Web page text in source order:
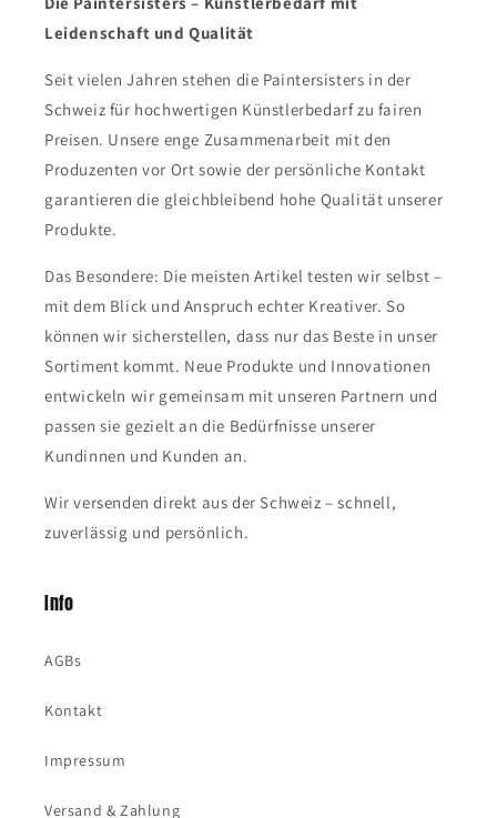
Leidenschaft und Qualität
Seit vielen Jahren stehen die Paintersisters in der
Schweiz für hochwertigen Künstlerbedarf zu fairen
Preisen. Unsere enge Zusammenarbeit mit den
Produzenten vor Ort sowie der persönliche Kontakt
garantieren die gleichbleibend hohe Qualität unserer
Produkte.
Das Besondere: Die meisten Artikel testen wir selbst –
mit dem Blick und Anspruch echter Kreativer. So
können wir sicherstellen, dass nur das Beste in unser
Sortiment kommt. Neue Produkte und Innovationen
entwickeln wir gemeinsam mit unseren Partnern und
passen sie gezielt an die Bedürfnisse unserer
Kundinnen und Kunden an.
Wir versenden direkt aus der Schweiz – schnell,
zuverlässig und persönlich.
Info
AGBs
Kontakt
Impressum
Versand & Zahlung